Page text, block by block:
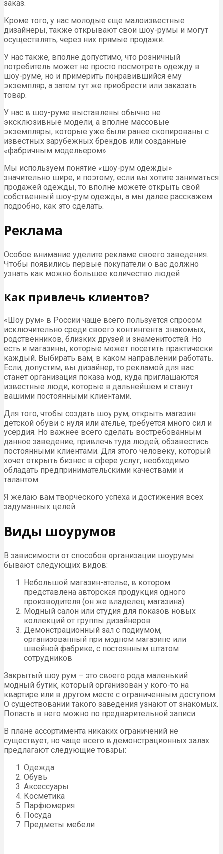
заказ.
Кроме того, у нас молодые еще малоизвестные
дизайнеры, также открывают свои шоу-румы и могут
осуществлять, через них прямые продажи.
У нас также, вполне допустимо, что розничный
потребитель может не просто посмотреть одежду в
шоу-руме, но и примерить понравившийся ему
экземпляр, а затем тут же приобрести или заказать
товар.
У нас в шоу-руме выставлены обычно не
эксклюзивные модели, а вполне массовые
экземпляры, которые уже были ранее скопированы с
известных зарубежных брендов или созданные
«фабричным модельером».
Мы используем понятие «шоу-рум одежды»
значительно шире, и поэтому, если вы хотите заниматься
продажей одежды, то вполне можете открыть свой
собственный шоу-рум одежды, а мы далее расскажем
подробно, как это сделать.
Реклама
Особое внимание уделите рекламе своего заведения.
Чтобы появились первые покупатели о вас должно
узнать как можно большее количество людей
Как привлечь клиентов?
«Шоу рум» в России чаще всего пользуется спросом
исключительно среди своего контингента: знакомых,
родственников, близких друзей и знаменитостей. Но
есть и магазины, которые может посетить практически
каждый. Выбирать вам, в каком направлении работать.
Если, допустим, вы дизайнер, то рекламой для вас
станет организация показа мод, куда приглашаются
известные люди, которые в дальнейшем и станут
вашими постоянными клиентами.
Для того, чтобы создать шоу рум, открыть магазин
детской обуви с нуля или ателье, требуется много сил и
усердия. Но важнее всего сделать востребованным
данное заведение, привлечь туда людей, обзавестись
постоянными клиентами. Для этого человеку, который
хочет открыть бизнес в сфере услуг, необходимо
обладать предпринимательскими качествами и
талантом.
Я желаю вам творческого успеха и достижения всех
задуманных целей.
Виды шоурумов
В зависимости от способов организации шоурумы
бывают следующих видов:
Небольшой магазин-ателье, в котором
представлена авторская продукция одного
производителя (он же владелец магазина)
Модный салон или студия для показов новых
коллекций от группы дизайнеров
Демонстрационный зал с подиумом,
организованный при модном магазине или
швейной фабрике, с постоянным штатом
сотрудников
Закрытый шоу рум – это своего рода маленький
модный бутик, который организован у кого-то на
квартире или в другом месте с ограниченным доступом.
О существовании такого заведения узнают от знакомых.
Попасть в него можно по предварительной записи.
В плане ассортимента никаких ограничений не
существует, но чаще всего в демонстрационных залах
предлагают следующие товары:
Одежда
Обувь
Аксессуары
Косметика
Парфюмерия
Посуда
Предметы мебели